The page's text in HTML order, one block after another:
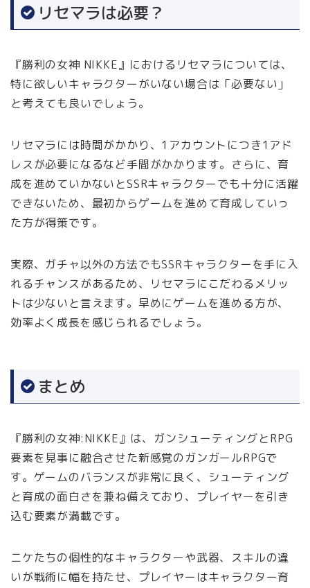
リセマラは必要？
『勝利の女神 NIKKE』におけるリセマラについては、
特に欲しいキャラクターがいない場合は「必要ない」
と考えても良いでしょう。
リセマラには時間がかかり、1アカウントにつき1アド
レスが必要になるなど手間がかかります。さらに、育
成を進めていかないとSSRキャラクターでも十分に活躍
できないため、最初からゲームを進めて育成していっ
た方が得策です。
実際、ガチャ以外の方法でもSSRキャラクターを手に入
れるチャンスがあるため、リセマラにこだわるメリッ
トは少ないと言えます。早めにゲームを進める方が、
効率よく成長を感じられるでしょう。
まとめ
『勝利の女神:NIKKE』は、ガンシューティングとRPG
要素を見事に融合させた新感覚のガンガールRPGで
す。ゲームのバランスが非常に良く、シューティング
と育成の面白さを兼ね備えており、プレイヤーを引き
込む要素が満載です。
ニケたちの個性的なキャラクターや武器、スキルの違
いが戦術に幅を持たせ、プレイヤーはキャラクター育